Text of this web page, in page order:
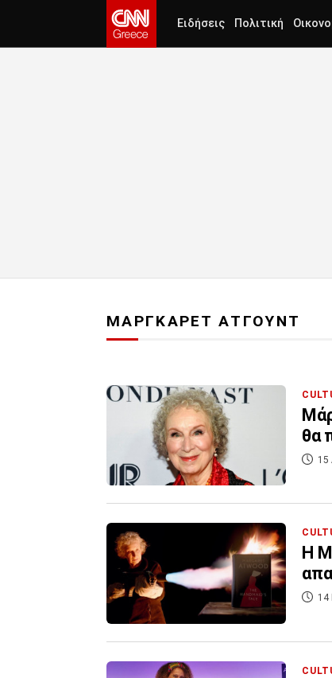
Ειδήσεις Πολιτική
ΜΑΡΓΚΑΡΕΤ ΑΤΓΟΥΝΤ
θα
15
H
14